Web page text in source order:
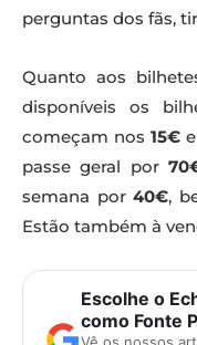
perguntas dos fãs,
Quanto aos
disponíveis os
começam nos 15€e
passe geral por
semana por40€,
Estão também à
Escolhe o
como Fonte